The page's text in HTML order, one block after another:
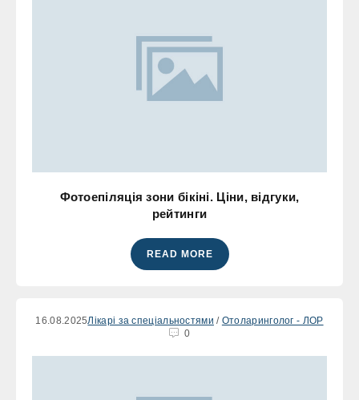
Фотоепіляція зони бікіні. Ціни, відгуки,
рейтинги
READ MORE
16.08.2025Лікарі за спеціальностями / Отоларинголог - ЛОР
0